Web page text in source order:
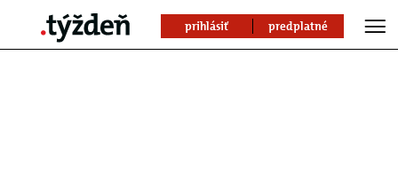
prihlásiť predplatné